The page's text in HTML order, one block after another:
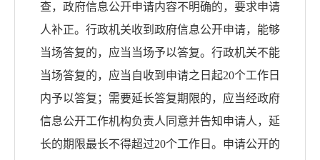
查，政府信息公开申请内容不明确的，要求申请
人补正。行政机关收到政府信息公开申请，能够
当场答复的，应当当场予以答复。行政机关不能
当场答复的，应当自收到申请之日起20个工作日
内予以答复；需要延长答复期限的，应当经政府
信息公开工作机构负责人同意并告知申请人，延
长的期限最长不得超过20个工作日。申请公开的